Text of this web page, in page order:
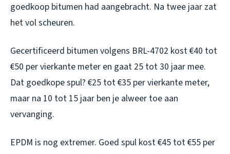
goedkoop bitumen had aangebracht. Na twee jaar zat
het vol scheuren.
Gecertificeerd bitumen volgens BRL-4702 kost €40 tot
€50 per vierkante meter en gaat 25 tot 30 jaar mee.
Dat goedkope spul? €25 tot €35 per vierkante meter,
maar na 10 tot 15 jaar ben je alweer toe aan
vervanging.
EPDM is nog extremer. Goed spul kost €45 tot €55 per